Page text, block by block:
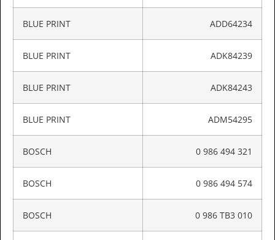
BLUE PRINT ADD64234
BLUE PRINT ADK84239
BLUE PRINT ADK84243
BLUE PRINT ADM54295
BOSCH 0 986 494 321
BOSCH 0 986 494 574
BOSCH 0 986 TB3 010